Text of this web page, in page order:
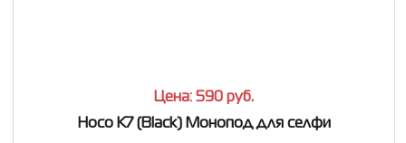
Цена: 590 руб.
Hoco K7 (Black) Монопод для селфи